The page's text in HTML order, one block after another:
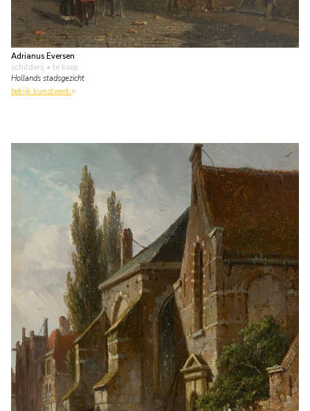
Adrianus Eversen
schilderij • te koop
Hollands stadsgezicht
bekijk kunstwerk